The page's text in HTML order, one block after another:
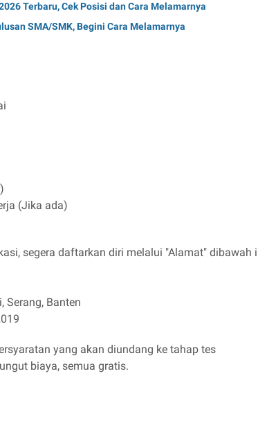
Terbaru, Cek Posisi dan Cara Melamarnya
SMA/SMK, Begini Cara Melamarnya
(Jika ada)
segera daftarkan diri melalui "Alamat" dibawah
Serang, Banten
yang akan diundang ke tahap tes
biaya, semua gratis.